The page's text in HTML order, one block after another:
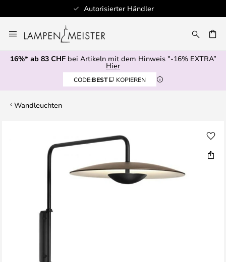
Autorisierter Händler
Inhalt
springen
16%* ab 83 CHFbei Artikeln mit dem Hinweis "-16% EXTRA”
Hier
CODE:BEST KOPIEREN
Wandleuchten